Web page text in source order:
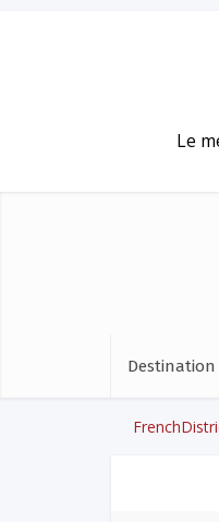
Le
Destination